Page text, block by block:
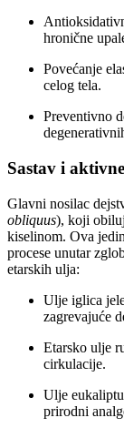
hronične
Povećanje
celog tela.
Preventivno
Sastav i
Glavni nosilac
obliquus), koji
kiselinom. Ova
procese unutar
etarskih ulja:
Ulje iglica
zagrevajuće
Etarsko ulje
cirkulacije.
Ulje
prirodni